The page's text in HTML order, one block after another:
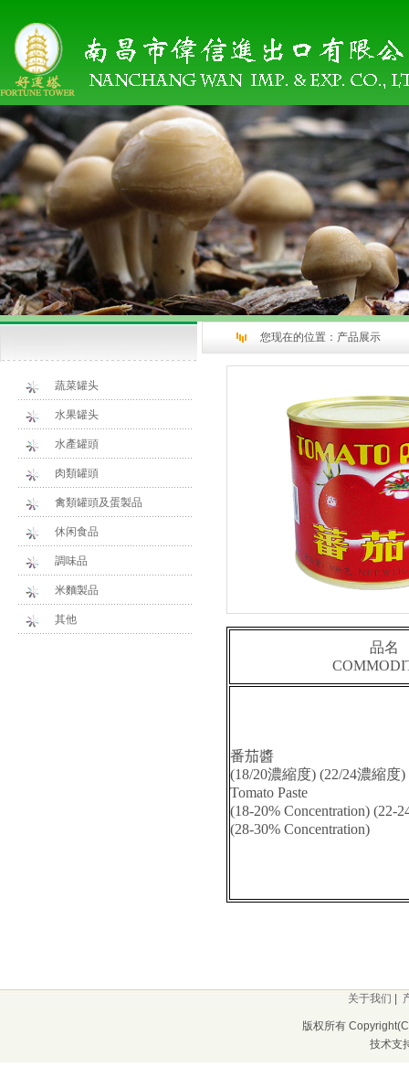
蔬菜罐头
水果罐头
水產罐頭
肉類罐頭
禽類罐頭及蛋製品
休闲食品
調味品
米麵製品
其他
您现在的位置： 产品展示
品名
番茄醬
(18/20濃縮度) (22/24濃縮度)
Tomato Paste
(18-20% Concentration) (22-
(28-30% Concentration)
关于我们
版权所有
技术支